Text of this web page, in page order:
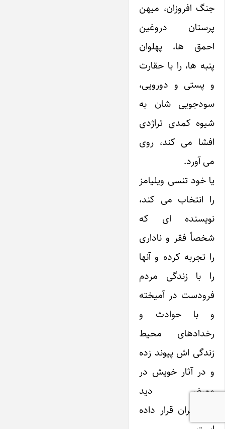
جنگ افروزان، میهن
پرستان دروغین
احمق ها، پهلوان
پنبه ها، را با حقارت
و پستی و دورویی،
سودجویی شان به
شیوه کمدی تراژدی
افشا می کند، روی
می آورد.
یا خود تنسی ویلیامز
را انتخاب می کند،
نویسنده ای که
شخصاً فقر و ناداری
را تجربه کرده و آنها
را با زندگی مردم
فرودست در آمیخته
و با حوادث و
رخدادهای محیط
زندگی اش پیوند زده
و در آثار خویش در
معرض دید
هنرپذیران قرار داده